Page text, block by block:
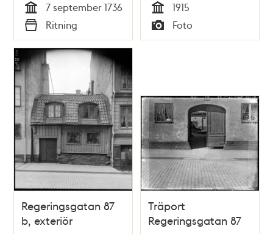
Tid
7 september 1736
Typ
Ritning Tid
1915
Typ
Foto
Regeringsgatan 87
b, exteriör
Träport
Regeringsgatan 87